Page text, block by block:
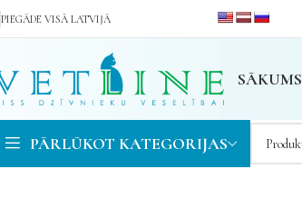
PIEGĀDE VISĀ LATVIJĀ
SĀKUMS
PĀRLŪKOT KATEGORIJAS